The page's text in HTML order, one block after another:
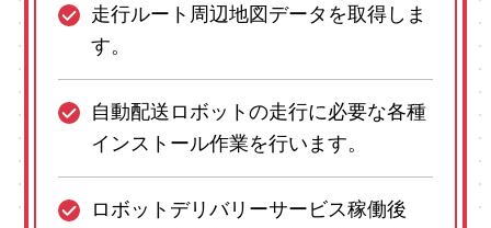
走行ルート周辺地図データを取得しま
す。
自動配送ロボットの走行に必要な各種
インストール作業を行います。
ロボットデリバリーサービス稼働後